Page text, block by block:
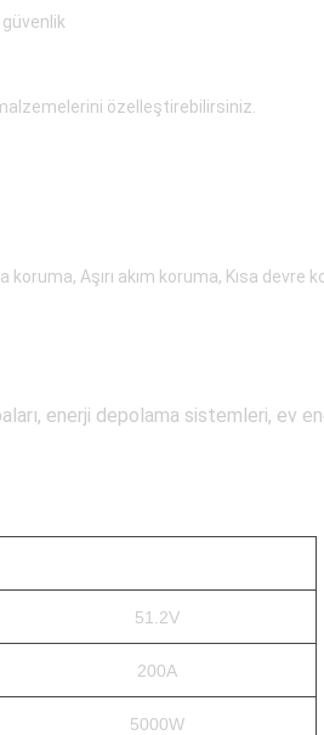
özelleştirebilirsiniz.
koruma, Aşırı akım koruma, Kısa
enerji depolama sistemleri,
51.2V
200A
5000W